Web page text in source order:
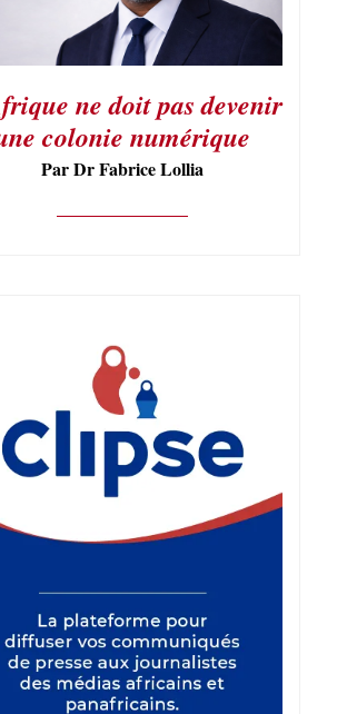
ne doit pas devenir
colonie numérique
Par Dr Fabrice Lollia